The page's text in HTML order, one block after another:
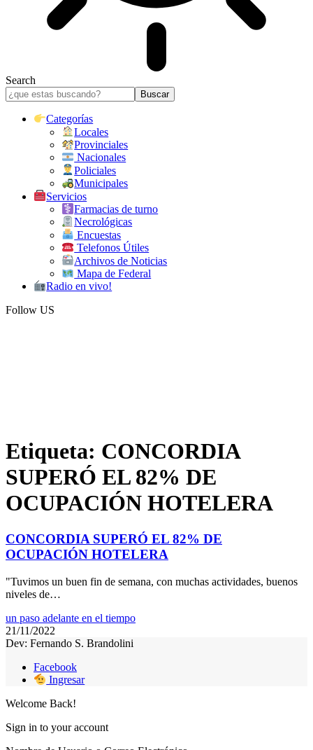
Search
Categorías
Locales
Provinciales
Nacionales
Policiales
Municipales
Servicios
Farmacias de turno
Necrológicas
Encuestas
Telefonos Útiles
Archivos de Noticias
Mapa de Federal
Radio en vivo!
Follow US
Etiqueta: CONCORDIA
SUPERÓ EL 82% DE
OCUPACIÓN HOTELERA
CONCORDIA SUPERÓ EL 82% DE
OCUPACIÓN HOTELERA
"Tuvimos un buen fin de semana, con muchas actividades, buenos
niveles de…
un paso adelante en el tiempo
21/11/2022
Dev: Fernando S. Brandolini
Facebook
Ingresar
Welcome Back!
Sign in to your account